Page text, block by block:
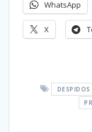
WhatsApp
X
DESPIDOS